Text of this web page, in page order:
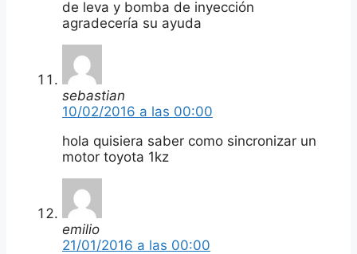
de leva y bomba de inyección
agradecería su ayuda
sebastian
10/02/2016 a las 00:00
hola quisiera saber como sincronizar un
motor toyota 1kz
emilio
21/01/2016 a las 00:00